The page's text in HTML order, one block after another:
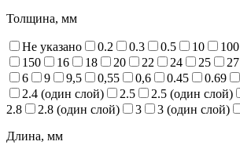
Толщина, мм
Не указано 0.2 0.3 0.5 10 100
150
16 18 20 22 24 25 27
6
9 9,5 0,55 0,6 0.45 0.69
2.4 (один слой)
2.5 2.5 (один слой)
2.8
2.8 (один слой) 3 3 (один слой)
Длина, мм